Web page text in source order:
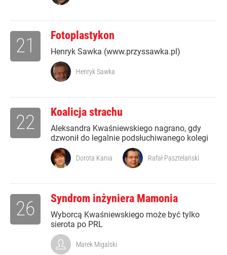
Fotoplastykon
Henryk Sawka (www.przyssawka.pl)
21
Henryk Sawka
Koalicja strachu
Aleksandra Kwaśniewskiego nagrano, gdy
dzwonił do legalnie podsłuchiwanego kolegi
22
Dorota Kania Rafał Pasztelański
Syndrom inżyniera Mamonia
Wyborcą Kwaśniewskiego może być tylko
sierota po PRL
26
Marek Migalski